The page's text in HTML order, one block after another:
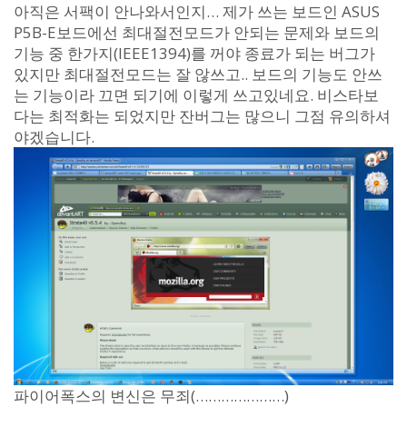
아직은 서팩이 안나와서인지… 제가 쓰는 보드인 ASUS
P5B-E보드에선 최대절전모드가 안되는 문제와 보드의
기능 중 한가지(IEEE1394)를 꺼야 종료가 되는 버그가
있지만 최대절전모드는 잘 않쓰고.. 보드의 기능도 안쓰
는 기능이라 끄면 되기에 이렇게 쓰고있네요. 비스타보
다는 최적화는 되었지만 잔버그는 많으니 그점 유의하셔
야겠습니다.
파이어폭스의 변신은 무죄(…………………)